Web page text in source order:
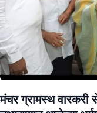
मंचर ग्रामस्थ वारकरी